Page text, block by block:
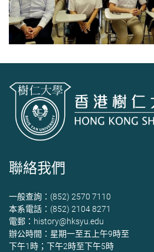
聯絡我們
一般查詢：(852) 2570 7110
本系電話：(852) 2104 8271
電郵： history@hksyu.edu
辦公時間：星期一至五上午9時至
下午1時；下午2時至下午5時